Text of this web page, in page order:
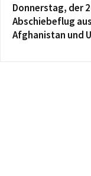
Donnerstag, der
Abschiebeflug
Afghanistan und